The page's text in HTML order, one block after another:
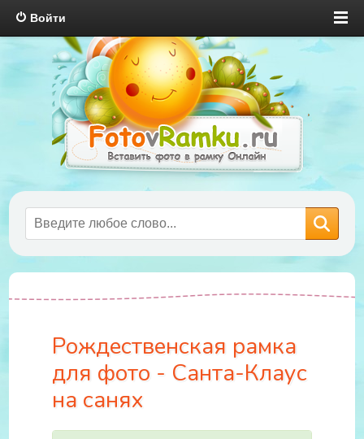
Войти
Рождественская рамка
для фото - Санта-Клаус
на санях